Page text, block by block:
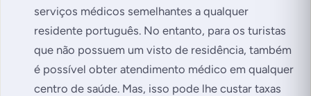
serviços médicos semelhantes a qualquer
residente português. No entanto, para os turistas
que não possuem um visto de residência, também
é possível obter atendimento médico em qualquer
centro de saúde. Mas, isso pode lhe custar taxas